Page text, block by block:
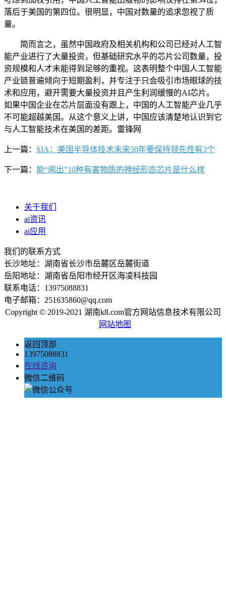
落后于美国的第四位。很明显，中国对数量的追求忽视了质
量。
简而言之，虽然中国政府及相关机构和公司已经对人工智
能产业进行了大量投资，但基础研究水平的芯片公司数量，投
资规模和人才未能得到足够的重视。这表明整个中国人工智能
产业链普遍倾向于短期盈利，并专注于只会吸引市场眼球的技
术和应用，避开需要大量投资并且产生利润缓慢的AI芯片。
如果中国企业在芯片层面没有跟上，中国的人工智能产业几乎
不可能超越美国。从这个意义上讲，中国应该清楚地认识到它
与人工智能技术在美国的差距。雷锋网
上一篇： SIA：美国半导体技术未来50年要保持领先性有3个
下一篇： 能“闻出”10种有害物质的神经形态芯片是什么样
关于我们
ai资讯
ai应用
我们的联系方式
长沙地址：湖南省长沙市岳麓区岳麓街道
岳阳地址：湖南省岳阳市经开区海凌科技园
联系电话：13975088831
电子邮箱：251635860@qq.com
Copyright © 2019-2021 湖南k8.com官方网站信息技术有限公司
网站地图
返回顶部
13975088831
在线咨询
微信二维码